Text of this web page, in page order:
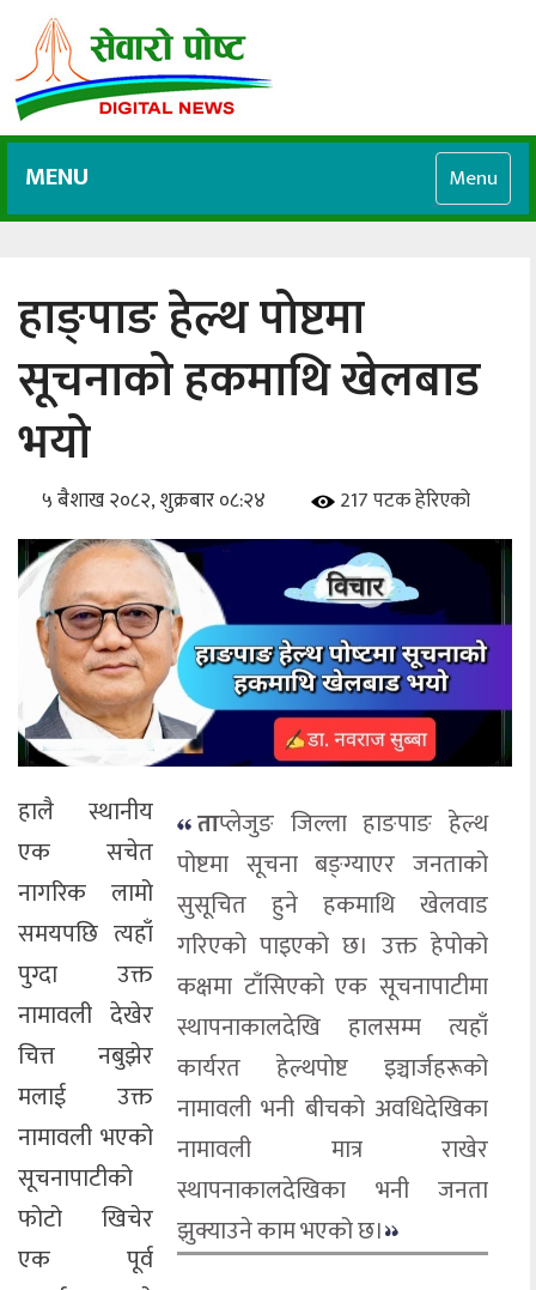
MENU Menu
हाङ्पाङ हेल्थ पोष्टमा
सूचनाको हकमाथि खेलबाड
भयो
५ बैशाख २०८२, शुक्रबार ०८:२४ 217 पटक हेरिएको
ताप्लेजुङ जिल्ला हाङपाङ हेल्थ
पोष्टमा सूचना बङ्ग्याएर जनताको
सुसूचित हुने हकमाथि खेलवाड
गरिएको पाइएको छ। उक्त हेपोको
कक्षमा टाँसिएको एक सूचनापाटीमा
स्थापनाकालदेखि हालसम्म त्यहाँ
कार्यरत हेल्थपोष्ट इञ्चार्जहरूको
नामावली भनी बीचको अवधिदेखिका
नामावली मात्र राखेर
स्थापनाकालदेखिका भनी जनता
झुक्याउने काम भएको छ।
हालै स्थानीय
एक सचेत
नागरिक लामो
समयपछि त्यहाँ
पुग्दा उक्त
नामावली देखेर
चित्त नबुझेर
मलाई उक्त
नामावली भएको
सूचनापाटीको
फोटो खिचेर
एक पूर्व